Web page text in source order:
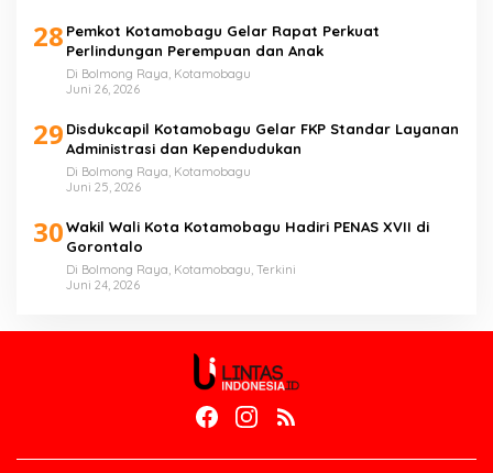
28 Pemkot Kotamobagu Gelar Rapat Perkuat
Perlindungan Perempuan dan Anak
Di Bolmong Raya, Kotamobagu
Juni 26, 2026
29 Disdukcapil Kotamobagu Gelar FKP Standar Layanan
Administrasi dan Kependudukan
Di Bolmong Raya, Kotamobagu
Juni 25, 2026
30Wakil Wali Kota Kotamobagu Hadiri PENAS XVII di
Gorontalo
Di Bolmong Raya, Kotamobagu, Terkini
Juni 24, 2026